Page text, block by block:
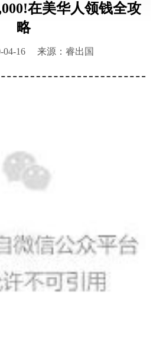
在美华人领钱全攻
略
04-16 来源：睿出国